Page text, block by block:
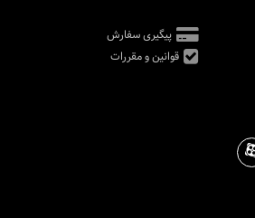
پیگیری سفارش
قوانین و مقررات